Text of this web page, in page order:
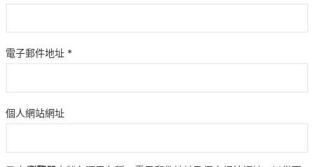
電子郵件地址 *
個人網站網址